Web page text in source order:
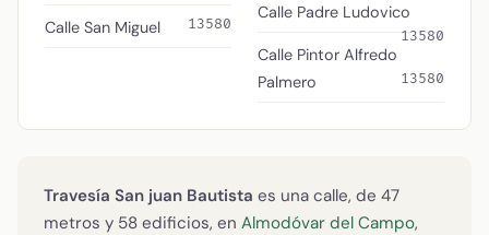
Calle San Miguel 13580
Calle Padre Ludovico
13580
Calle Pintor Alfredo
Palmero
13580
Travesía San juan Bautista es una calle, de 47
metros y 58 edificios, en Almodóvar del Campo,